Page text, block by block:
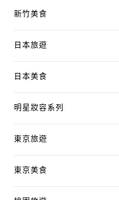
新竹美食
日本旅遊
日本美食
明星妝容系列
東京旅遊
東京美食